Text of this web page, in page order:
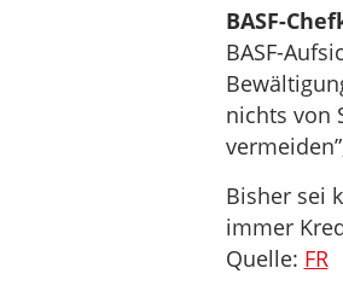
BASF-
BASF-
nichts von
Bisher sei
immer
Quelle: FR